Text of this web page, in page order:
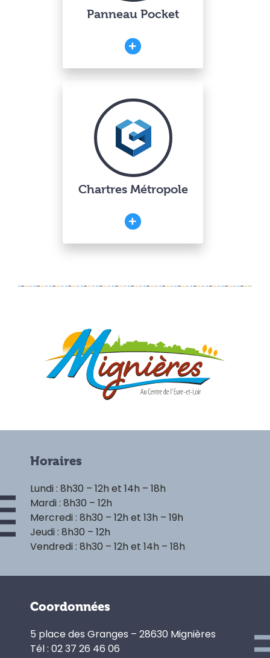
Panneau Pocket
Chartres Métropole
Horaires
Lundi : 8h30 – 12h et 14h – 18h
Mardi : 8h30 – 12h
Mercredi : 8h30 – 12h et 13h – 19h
Jeudi : 8h30 – 12h
Vendredi : 8h30 – 12h et 14h – 18h
Coordonnées
5 place des Granges – 28630 Mignières
Tél : 02 37 26 46 06